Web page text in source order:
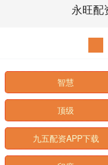
永旺配
智慧
顶级
九五配资APP下载